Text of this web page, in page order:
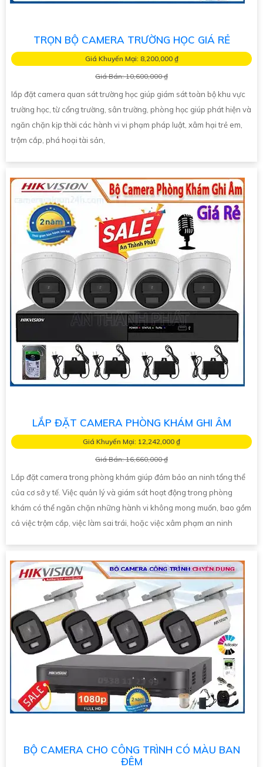
TRỌN BỘ CAMERA TRƯỜNG HỌC GIÁ RẺ
Giá Khuyến Mại: 8,200,000 ₫
Giá Bán: 10,600,000 ₫
lắp đặt camera quan sát trường học giúp giám sát toàn bộ khu vực
trường học, từ cổng trường, sân trường, phòng học giúp phát hiện và
ngăn chặn kịp thời các hành vi vi phạm pháp luật, xâm hại trẻ em,
trộm cắp, phá hoại tài sản,
LẮP ĐẶT CAMERA PHÒNG KHÁM GHI ÂM
Giá Khuyến Mại: 12,242,000 ₫
Giá Bán: 16,660,000 ₫
Lắp đặt camera trong phòng khám giúp đảm bảo an ninh tổng thể
của cơ sở y tế. Việc quản lý và giám sát hoạt động trong phòng
khám có thể ngăn chặn những hành vi không mong muốn, bao gồm
cả việc trộm cắp, việc làm sai trái, hoặc việc xâm phạm an ninh
BỘ CAMERA CHO CÔNG TRÌNH CÓ MÀU BAN
ĐÊM